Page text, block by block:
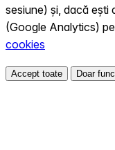
sesiune) și, dacă ești
(Google Analytics)
cookies
Accept toate Doar